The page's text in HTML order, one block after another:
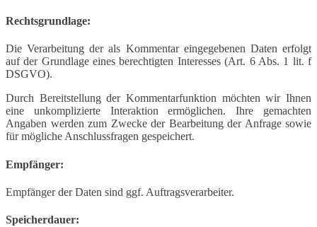
Rechtsgrundlage:
Die Verarbeitung der als Kommentar eingegebenen Daten erfolgt
auf der Grundlage eines berechtigten Interesses (Art. 6 Abs. 1 lit. f
DSGVO).
Durch Bereitstellung der Kommentarfunktion möchten wir Ihnen
eine unkomplizierte Interaktion ermöglichen. Ihre gemachten
Angaben werden zum Zwecke der Bearbeitung der Anfrage sowie
für mögliche Anschlussfragen gespeichert.
Empfänger:
Empfänger der Daten sind ggf. Auftragsverarbeiter.
Speicherdauer: